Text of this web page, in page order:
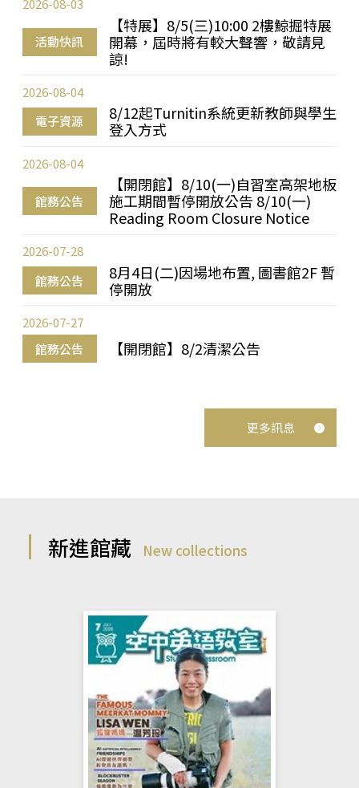
活動快訊
【特展】8/5(三)10:00 2樓鯨掘特展
開幕，屆時將有較大聲響，敬請見
諒!
2026-08-03
電子資源
8/12起Turnitin系統更新教師與學生
登入方式
2026-08-04
館務公告
【開閉館】8/10(一)自習室高架地板
施工期間暫停開放公告 8/10(一)
Reading Room Closure Notice
2026-08-04
館務公告
8月4日(二)因場地布置, 圖書館2F 暫
停開放
2026-07-28
館務公告 【開閉館】8/2清潔公告
2026-07-27
更多訊息
新進館藏 New collections